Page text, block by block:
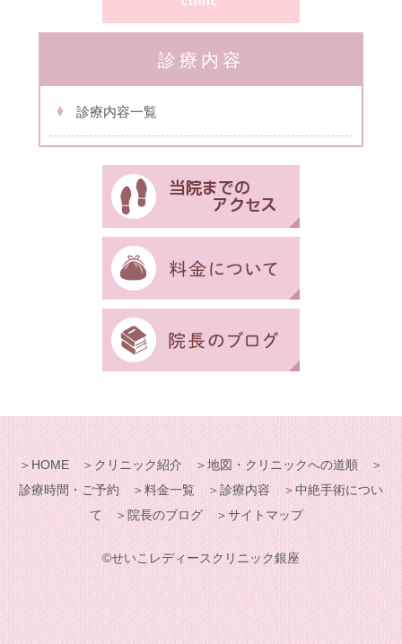
診療内容
診療内容一覧
＞ HOME ＞クリニック紹介 ＞地図・クリニックへの道順
＞
診療時間・ご予約
＞料金一覧 ＞診療内容 ＞中絶手術につい
て
＞院長のブログ ＞サイトマップ
©せいこレディースクリニック銀座